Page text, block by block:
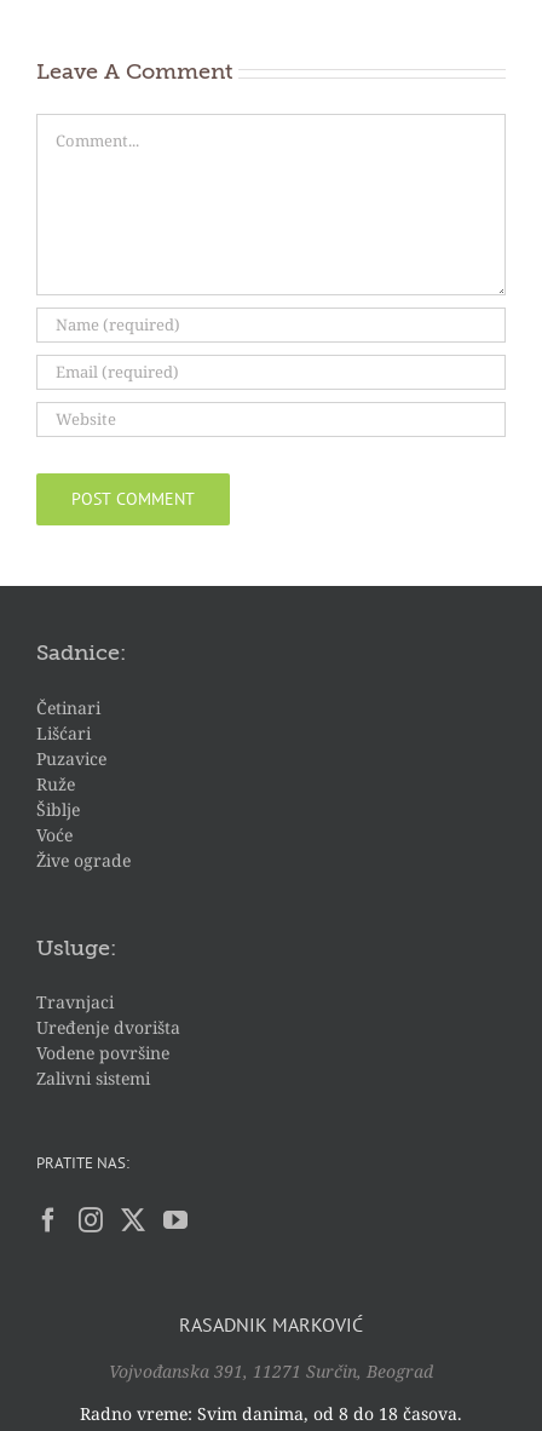
Leave A Comment
Sadnice:
Četinari
Lišćari
Puzavice
Ruže
Šiblje
Voće
Žive ograde
Usluge:
Travnjaci
Uređenje dvorišta
Vodene površine
Zalivni sistemi
PRATITE NAS:
RASADNIK MARKOVIĆ
Vojvođanska 391, 11271 Surčin, Beograd
Radno vreme: Svim danima, od 8 do 18 časova.